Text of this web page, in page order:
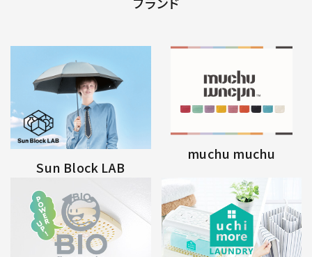
Sun Block LAB
muchu muchu